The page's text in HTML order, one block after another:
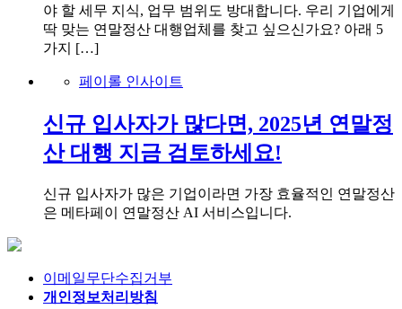
야 할 세무 지식, 업무 범위도 방대합니다. 우리 기업에게
딱 맞는 연말정산 대행업체를 찾고 싶으신가요? 아래 5
가지 […]
페이롤 인사이트
신규 입사자가 많다면, 2025년 연말정
산 대행 지금 검토하세요!
신규 입사자가 많은 기업이라면 가장 효율적인 연말정산
은 메타페이 연말정산 AI 서비스입니다.
이메일무단수집거부
개인정보처리방침